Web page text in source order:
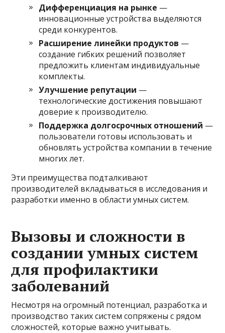
Дифференциация на рынке —
инновационные устройства выделяются
среди конкурентов.
Расширение линейки продуктов —
создание гибких решений позволяет
предложить клиентам индивидуальные
комплекты.
Улучшение репутации —
технологические достижения повышают
доверие к производителю.
Поддержка долгосрочных отношений —
пользователи готовы использовать и
обновлять устройства компании в течение
многих лет.
Эти преимущества подталкивают
производителей вкладываться в исследования и
разработки именно в области умных систем.
Вызовы и сложности в
создании умных систем
для профилактики
заболеваний
Несмотря на огромный потенциал, разработка и
производство таких систем сопряжены с рядом
сложностей, которые важно учитывать.